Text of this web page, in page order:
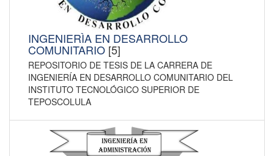
INGENIERÌA EN DESARROLLO
COMUNITARIO [5]
REPOSITORIO DE TESIS DE LA CARRERA DE
INGENIERÍA EN DESARROLLO COMUNITARIO DEL
INSTITUTO TECNOLÓGICO SUPERIOR DE
TEPOSCOLULA